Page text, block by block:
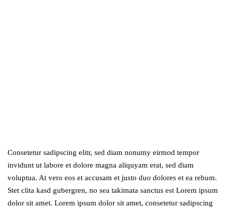
Consetetur sadipscing elitr, sed diam nonumy eirmod tempor
invidunt ut labore et dolore magna aliquyam erat, sed diam
voluptua. At vero eos et accusam et justo duo dolores et ea rebum.
Stet clita kasd gubergren, no sea takimata sanctus est Lorem ipsum
dolor sit amet. Lorem ipsum dolor sit amet, consetetur sadipscing